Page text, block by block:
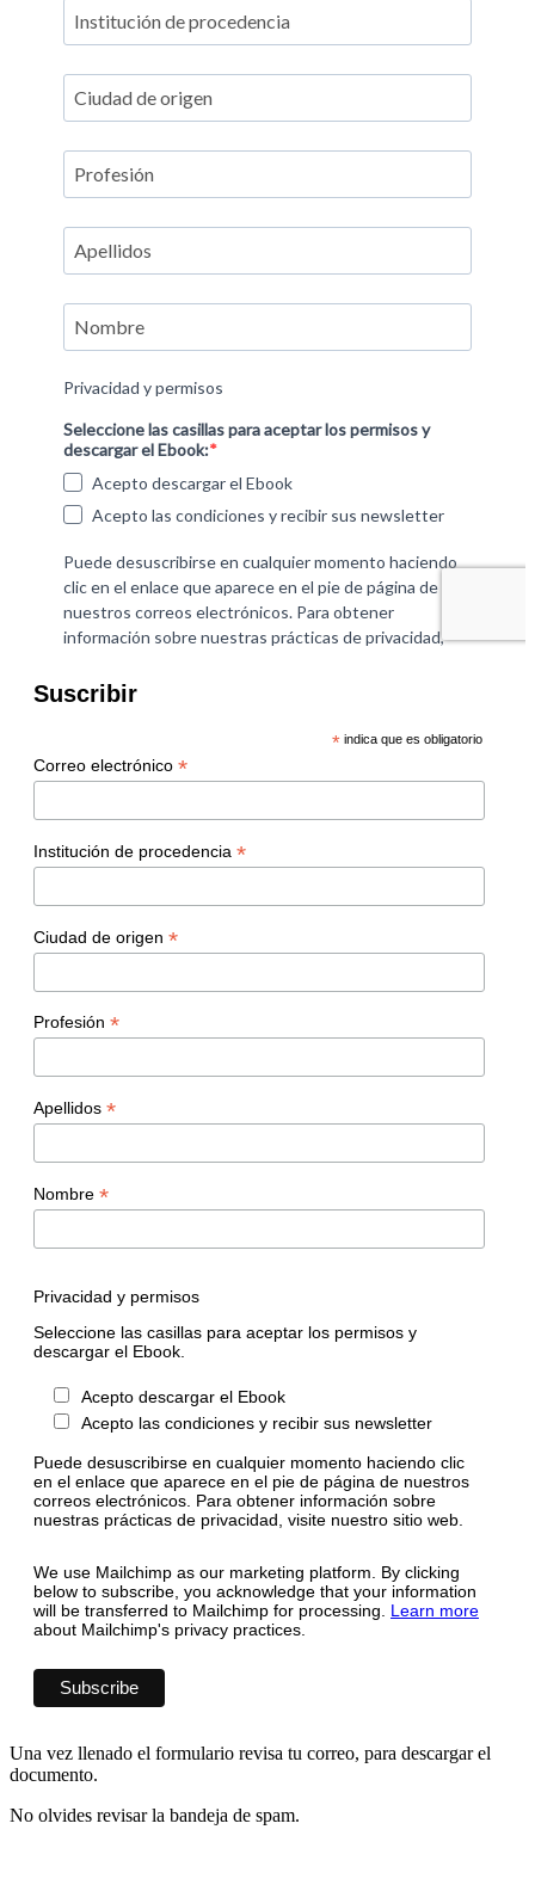
Suscribir
* indica que es obligatorio
Correo electrónico *
Institución de procedencia *
Ciudad de origen *
Profesión *
Apellidos *
Nombre *
Privacidad y permisos
Seleccione las casillas para aceptar los permisos y
descargar el Ebook.
Acepto descargar el Ebook
Acepto las condiciones y recibir sus newsletter
Puede desuscribirse en cualquier momento haciendo clic
en el enlace que aparece en el pie de página de nuestros
correos electrónicos. Para obtener información sobre
nuestras prácticas de privacidad, visite nuestro sitio web.
We use Mailchimp as our marketing platform. By clicking
below to subscribe, you acknowledge that your information
will be transferred to Mailchimp for processing. Learn more
about Mailchimp's privacy practices.
Una vez llenado el formulario revisa tu correo, para descargar el
documento.
No olvides revisar la bandeja de spam.